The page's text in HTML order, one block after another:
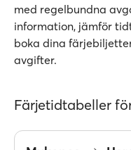
med regelbundna
information, jämför
boka dina
avgifter.
Färjetidtabeller